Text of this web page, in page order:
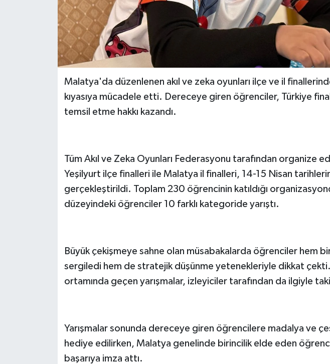
Malatya'da düzenlenen akıl ve zeka oyunları ilçe ve il
kıyasıya mücadele etti. Dereceye giren öğrenciler, Türkiye
temsil etme hakkı kazandı.
Tüm Akıl ve Zeka Oyunları Federasyonu tarafından organize
Yeşilyurt ilçe finalleri ile Malatya il finalleri, 14-15 Nisan
gerçekleştirildi. Toplam 230 öğrencinin katıldığı
düzeyindeki öğrenciler 10 farklı kategoride yarıştı.
Büyük çekişmeye sahne olan müsabakalarda öğrenciler hem
sergiledi hem de stratejik düşünme yetenekleriyle dikkat
ortamında geçen yarışmalar, izleyiciler tarafından da ilgiyle
Yarışmalar sonunda dereceye giren öğrencilere madalya ve
hediye edilirken, Malatya genelinde birincilik elde eden
başarıya imza attı.